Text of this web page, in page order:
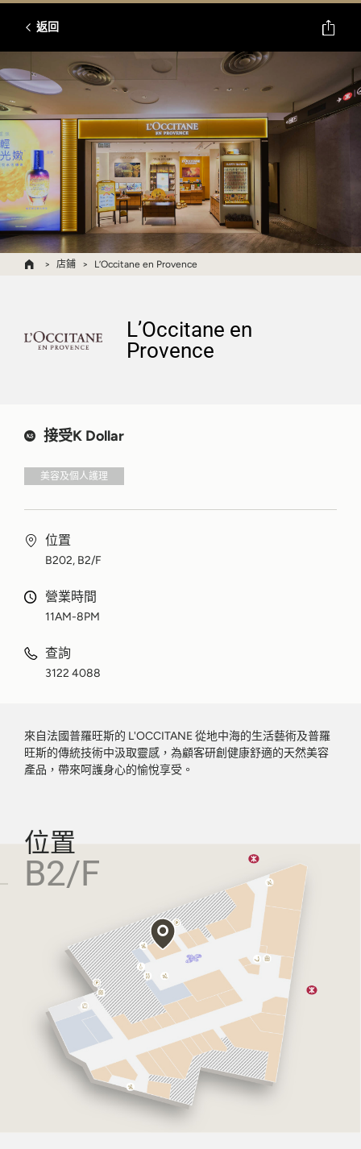
返回
店鋪 L’Occitane en Provence
L’Occitane en
Provence
接受K Dollar
美容及個人護理
位置
B202, B2/F
營業時間
11AM-8PM
查詢
3122 4088
來自法國普羅旺斯的 L'OCCITANE 從地中海的生活藝術及普羅
旺斯的傳統技術中汲取靈感，為顧客研創健康舒適的天然美容
產品，帶來呵護身心的愉悅享受。
位置
B2/F